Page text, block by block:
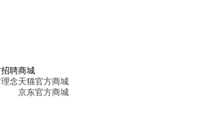
聘
念
商城
天猫官方商城
京东官方商城